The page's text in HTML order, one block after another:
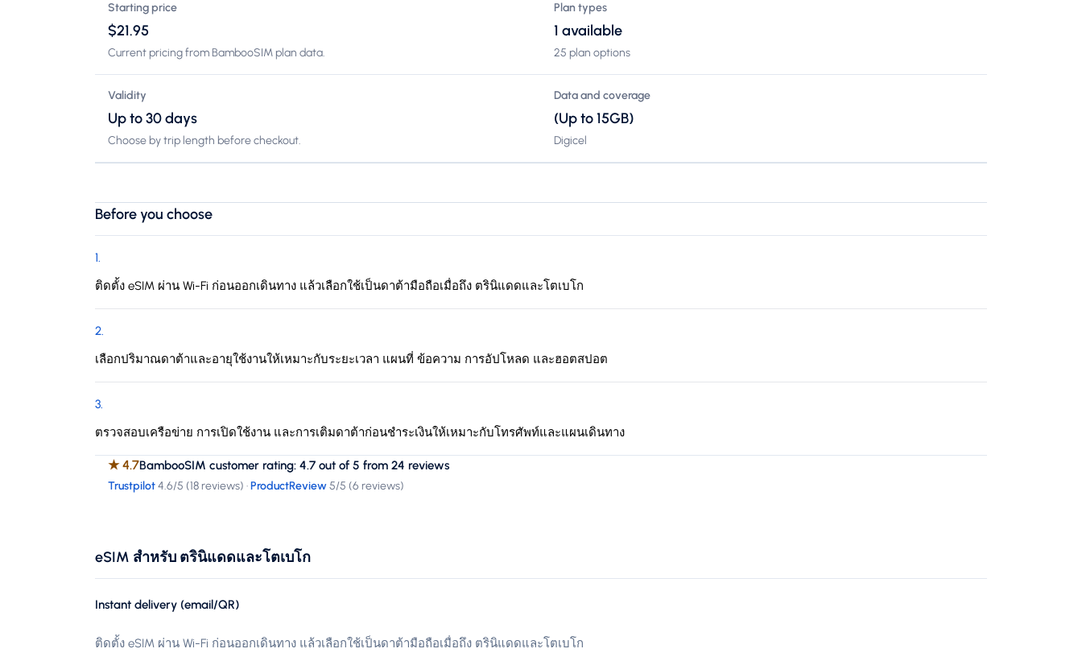
Starting price
$21.95
Current pricing from BambooSIM plan data.
Plan types
1 available
25 plan options
Validity
Up to 30 days
Choose by trip length before checkout.
Data and coverage
(Up to 15GB)
Digicel
Before you choose
1.
ติดตั้ง eSIM ผ่าน Wi-Fi ก่อนออกเดินทาง แล้วเลือกใช้เป็นดาต้ามือถือเมื่อถึง ตรินิแดดและโตเบโก
2.
เลือกปริมาณดาต้าและอายุใช้งานให้เหมาะกับระยะเวลา แผนที่ ข้อความ การอัปโหลด และฮอตสปอต
3.
ตรวจสอบเครือข่าย การเปิดใช้งาน และการเติมดาต้าก่อนชำระเงินให้เหมาะกับโทรศัพท์และแผนเดินทาง
★4.7BambooSIM customer rating: 4.7 out of 5 from 24 reviews
Trustpilot4.6/5 (18 reviews) ·ProductReview5/5 (6 reviews)
eSIM สำหรับ ตรินิแดดและโตเบโก
Instant delivery (email/QR)
ติดตั้ง eSIM ผ่าน Wi-Fi ก่อนออกเดินทาง แล้วเลือกใช้เป็นดาต้ามือถือเมื่อถึง ตรินิแดดและโตเบโก